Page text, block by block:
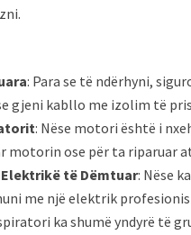
: Para se të ndërhyni,
gjeni kabllo me izolim të
: Nëse motori është i
motorin ose për ta riparuar
të Dëmtuar: Nëse
me një elektrik
ka shumë yndyrë të